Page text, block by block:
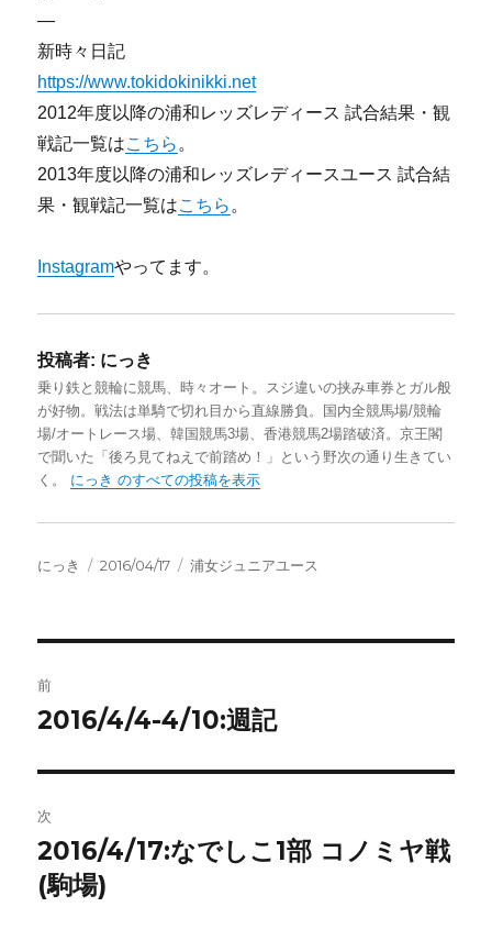
—
新時々日記
https://www.tokidokinikki.net
2012年度以降の浦和レッズレディース 試合結果・観
戦記一覧はこちら 。
2013年度以降の浦和レッズレディースユース 試合結
果・観戦記一覧はこちら 。
Instagramやってます。
投稿者: にっき
乗り鉄と競輪に競馬、時々オート。スジ違いの挟み車券とガル般
が好物。戦法は単騎で切れ目から直線勝負。国内全競馬場/競輪
場/オートレース場、韓国競馬3場、香港競馬2場踏破済。京王閣
で聞いた「後ろ見てねえで前踏め！」という野次の通り生きてい
く。 にっき のすべての投稿を表示
投
にっき
投
2016/04/17
カ
浦女ジュニアユース
稿
ビ
ゲ
ー
前
前
投
稿:
2016/4/4-4/10:週記
次
次
の
2016/4/17:なでしこ1部 コノミヤ戦
(駒場)